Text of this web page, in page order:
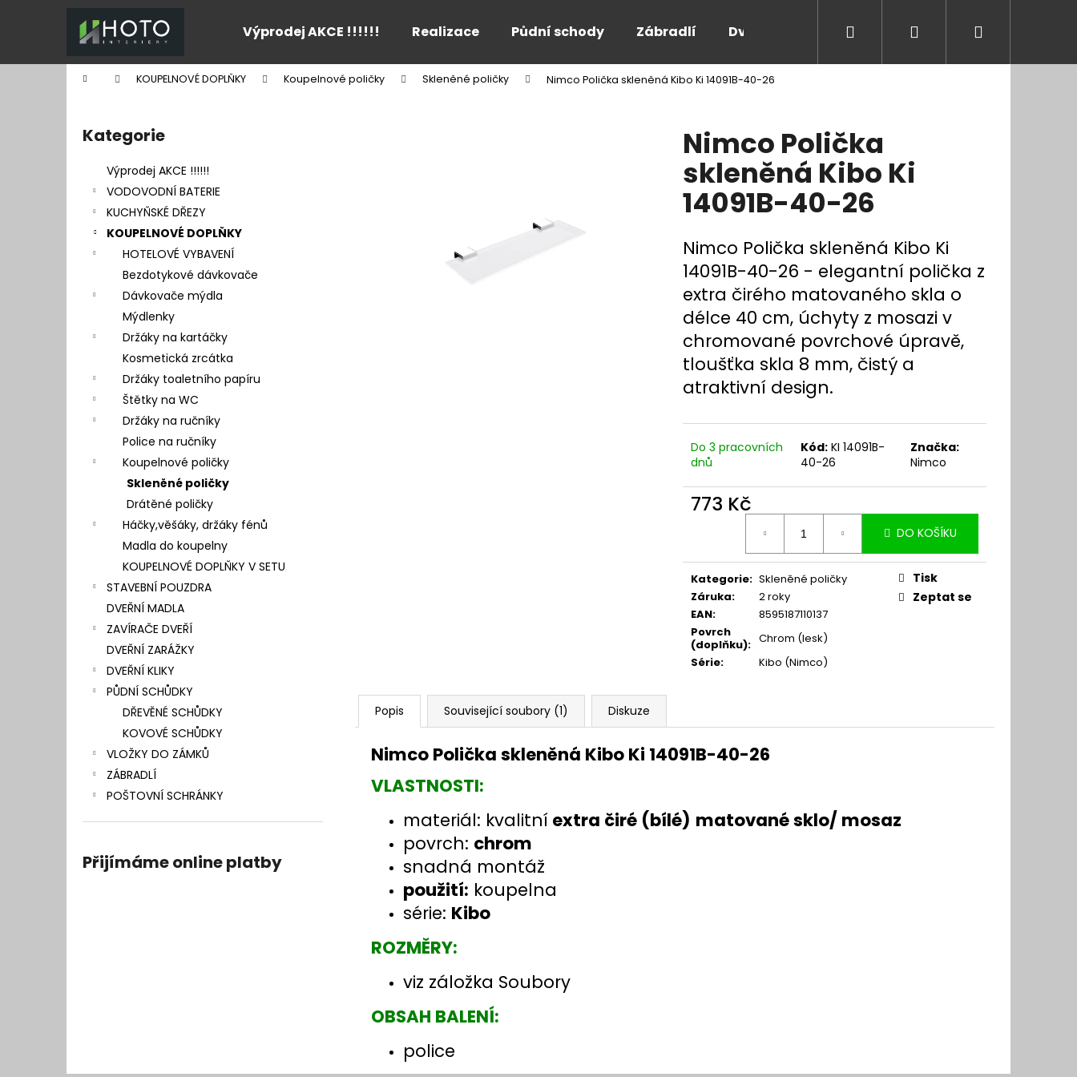
Výprodej AKCE !!!!!! Realizace Půdní schody Zábradlí Dveře a zárubně Kontakt Blog
Přihlášení
Domů KOUPELNOVÉ DOPLŇKY Koupelnové poličky Skleněné poličky Nimco Polička skleněná Kibo Ki 14091B-40-26
Přeskočit
kategorie
Kategorie
Výprodej AKCE !!!!!!
VODOVODNÍ BATERIE
KUCHYŇSKÉ DŘEZY
KOUPELNOVÉ DOPLŇKY
HOTELOVÉ VYBAVENÍ
Bezdotykové dávkovače
Dávkovače mýdla
Mýdlenky
Držáky na kartáčky
Kosmetická zrcátka
Držáky toaletního papíru
Štětky na WC
Držáky na ručníky
Police na ručníky
Koupelnové poličky
Skleněné poličky
Drátěné poličky
Háčky,věšáky, držáky fénů
Madla do koupelny
KOUPELNOVÉ DOPLŇKY V SETU
STAVEBNÍ POUZDRA
DVEŘNÍ MADLA
ZAVÍRAČE DVEŘÍ
DVEŘNÍ ZARÁŽKY
DVEŘNÍ KLIKY
PŮDNÍ SCHŮDKY
DŘEVĚNÉ SCHŮDKY
KOVOVÉ SCHŮDKY
VLOŽKY DO ZÁMKŮ
ZÁBRADLÍ
POŠTOVNÍ SCHRÁNKY
Přijímáme online platby
Nimco Polička
skleněná Kibo Ki
14091B-40-26
Nimco Polička skleněná Kibo Ki
14091B-40-26 - elegantní polička z
extra čirého matovaného skla o
délce 40 cm, úchyty z mosazi v
chromované povrchové úpravě,
tloušťka skla 8 mm, čistý a
atraktivní design.
Do 3 pracovních
dnů
Kód: KI 14091B-
40-26
Značka:
Nimco
773 Kč
DO KOŠÍKU
Kategorie: Skleněné poličky
Záruka:
2 roky
EAN:
8595187110137
Povrch
(doplňku): Chrom (lesk)
Série: Kibo (Nimco)
Tisk
Zeptat se
Popis Související soubory (1) Diskuze
Nimco Polička skleněná Kibo Ki 14091B-40-26
VLASTNOSTI:
materiál: kvalitní extra čiré (bílé) matované sklo/ mosaz
povrch: chrom
snadná montáž
použití: koupelna
série: Kibo
ROZMĚRY:
viz záložka Soubory
OBSAH BALENÍ:
police
í
Zpět
do
Zpět
do
Co potřebujete najít?